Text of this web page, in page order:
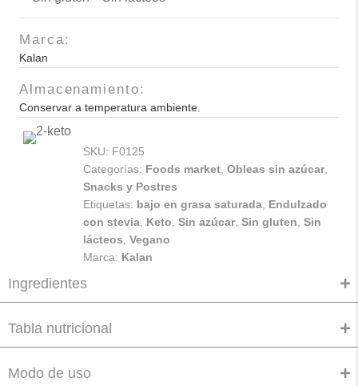
Marca:
Kalan
Almacenamiento:
Conservar a temperatura ambiente.
SKU: F0125
Categorías: Foods market Obleas sin azúcar,
Snacks y Postres
Etiquetas: bajo en grasa saturada Endulzado
con stevia Keto Sin azúcar, Sin gluten Sin
lácteos Vegano
Marca: Kalan
Ingredientes
Tabla nutricional
Modo de uso